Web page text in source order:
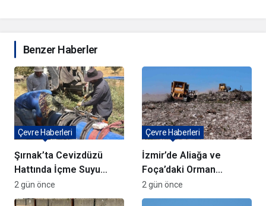
Benzer Haberler
Şırnak’ta Cevizdüzü
Hattında İçme Suyu
Çalışmaları Devam
Ediyor
Çevre Haberleri
2 gün önce
İzmir’de Aliağa ve
Foça’daki Orman
Yangınlarında
Ağaçlandırma Devam
Çevre Haberleri
2 gün önce